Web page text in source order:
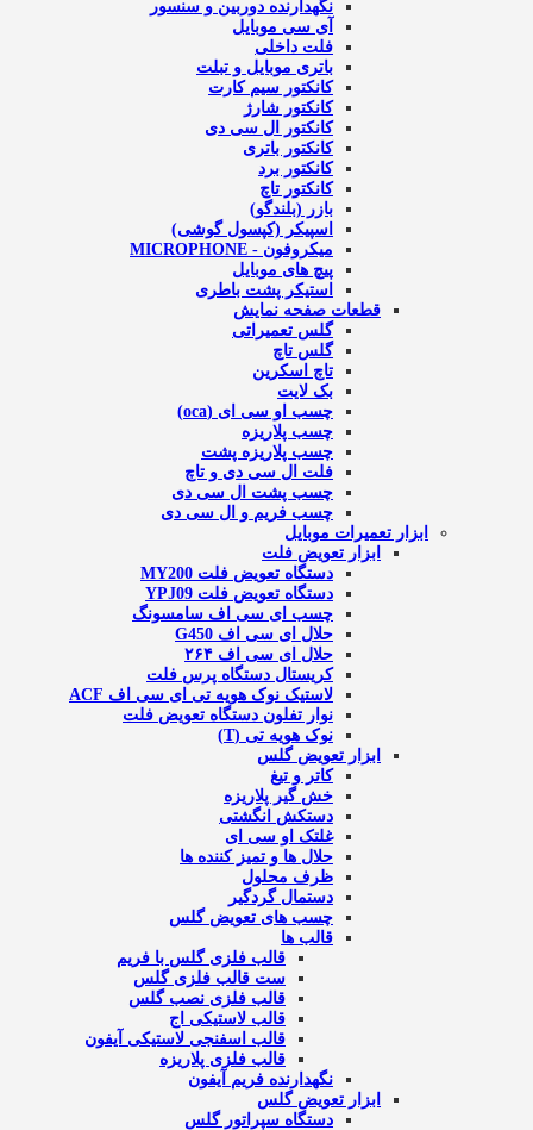
نگهدارنده دوربین و سنسور
آی سی موبایل
فلت داخلی
باتری موبایل و تبلت
کانکتور سیم کارت
کانکتور شارژ
کانکتور ال سی دی
کانکتور باتری
کانکتور برد
کانکتور تاچ
بازر (بلندگو)
اسپیکر (کپسول گوشی)
میکروفون - MICROPHONE
پیچ های موبایل
استیکر پشت باطری
قطعات صفحه نمایش
گلس تعمیراتی
گلس تاچ
تاچ اسکرین
بک لایت
چسب او سی ای (oca)
چسب پلاریزه
چسب پلاریزه پشت
فلت ال سی دی و تاچ
چسب پشت ال سی دی
چسب فریم و ال سی دی
ابزار تعمیرات موبایل
ابزار تعویض فلت
دستگاه تعویض فلت MY200
دستگاه تعویض فلت YPJ09
چسب ای سی اف سامسونگ
حلال ای سی اف G450
حلال ای سی اف ۲۶۴
کریستال دستگاه پرس فلت
لاستیک نوک هویه تی ای سی اف ACF
نوار تفلون دستگاه تعویض فلت
نوک هویه تی (T)
ابزار تعویض گلس
کاتر و تیغ
خش گیر پلاریزه
دستکش انگشتی
غلتک او سی ای
حلال ها و تمیز کننده ها
ظرف محلول
دستمال گردگیر
چسب های تعویض گلس
قالب ها
قالب فلزی گلس با فریم
ست قالب فلزی گلس
قالب فلزی نصب گلس
قالب لاستیکی اج
قالب اسفنجی لاستیکی آیفون
قالب فلزی پلاریزه
نگهدارنده فریم آیفون
ابزار تعویض گلس
دستگاه سپراتور گلس